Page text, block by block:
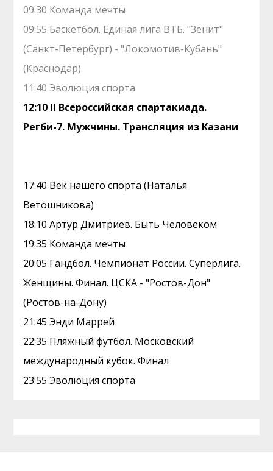
09:30 Команда мечты
09:55 Баскетбол. Единая лига ВТБ. "Зенит"
(Санкт-Петербург) - "Локомотив-Кубань"
(Краснодар)
11:40 Эволюция спорта
12:10 II Всероссийская спартакиада.
Регби-7. Мужчины. Трансляция из Казани
17:40 Век нашего спорта (Наталья
Ветошникова)
18:10 Артур Дмитриев. Быть Человеком
19:35 Команда мечты
20:05 Гандбол. Чемпионат России. Суперлига.
Женщины. Финал. ЦСКА - "Ростов-Дон"
(Ростов-на-Дону)
21:45 Энди Маррей
22:35 Пляжный футбол. Московский
международный кубок. Финал
23:55 Эволюция спорта